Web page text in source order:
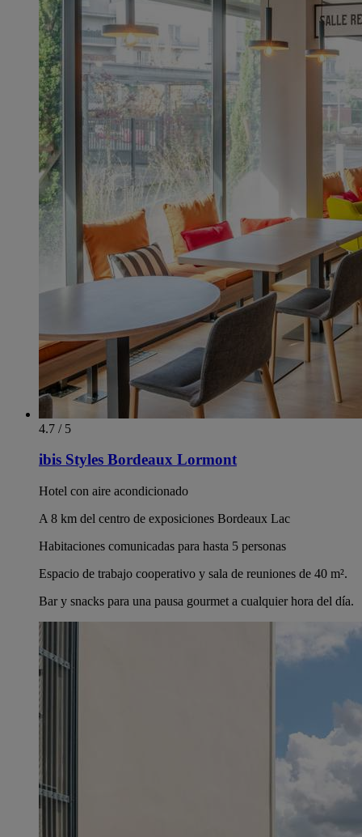
4.7 / 5
ibis Styles Bordeaux Lormont
Hotel con aire acondicionado
A 8 km del centro de exposiciones Bordeaux Lac
Habitaciones comunicadas para hasta 5 personas
Espacio de trabajo cooperativo y sala de reuniones de 40 m².
Bar y snacks para una pausa gourmet a cualquier hora del día.